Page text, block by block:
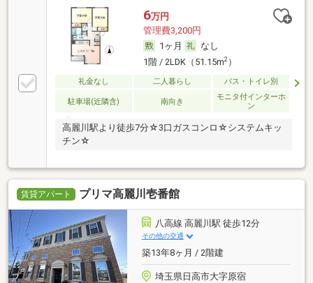
6万円
管理費3,200円
1ヶ月
なし
1階 / 2LDK（51.15m2）
礼金なし 二人暮らし バス・トイレ別
駐車場(近隣含) 南向き
モニタ付インターホ
ン
高麗川駅より徒歩7分☆3口ガスコンロ☆システムキッ
チン☆
賃貸アパート プリマ高麗川壱番館
八高線 高麗川駅 徒歩12分
その他の交通
築13年8ヶ月 / 2階建
埼玉県日高市大字原宿